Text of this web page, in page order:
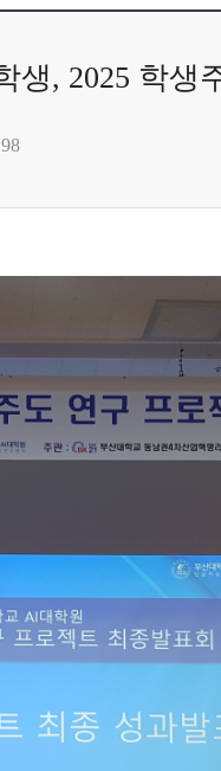
생, 2025 학